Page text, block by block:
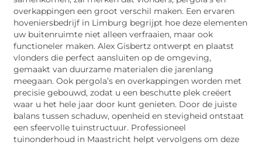
overkappingen een groot verschil maken. Een ervaren
hoveniersbedrijf in Limburg begrijpt hoe deze elementen
uw buitenruimte niet alleen verfraaien, maar ook
functioneler maken. Alex Gisbertz ontwerpt en plaatst
vlonders die perfect aansluiten op de omgeving,
gemaakt van duurzame materialen die jarenlang
meegaan. Ook pergola’s en overkappingen worden met
precisie gebouwd, zodat u een beschutte plek creëert
waar u het hele jaar door kunt genieten. Door de juiste
balans tussen schaduw, openheid en stevigheid ontstaat
een sfeervolle tuinstructuur. Professioneel
tuinonderhoud in Maastricht helpt vervolgens om deze